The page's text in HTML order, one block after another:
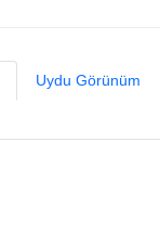
Uydu Görünüm